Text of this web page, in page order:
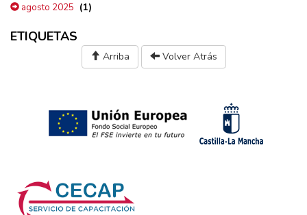
agosto 2025 (1)
ETIQUETAS
Arriba Volver Atrás